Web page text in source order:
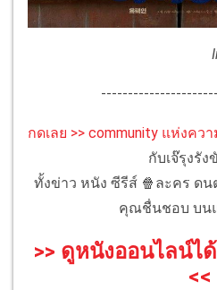
กดเลย >> community แห่งคว
กับเจ๊รุงรัง
ทั้งข่าว หนัง ซีรีส์ 🍿ละคร ด
คุณชื่นชอบ บน
>> ดูหนังออนไลน์ไ
<<